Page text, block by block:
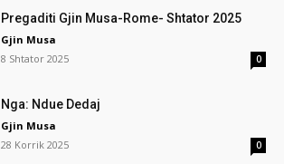
Pregaditi Gjin Musa-Rome- Shtator 2025
Gjin Musa
8 Shtator 2025
0
Nga: Ndue Dedaj
Gjin Musa
28 Korrik 2025
0